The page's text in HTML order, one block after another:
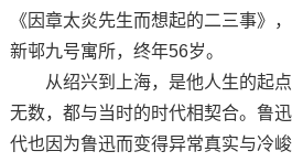
《因章太炎先生而想起的二三事》
新邨九号寓所，终年56岁。
从绍兴到上海，是他人生的起点
无数，都与当时的时代相契合。鲁
代也因为鲁迅而变得异常真实与冷峻